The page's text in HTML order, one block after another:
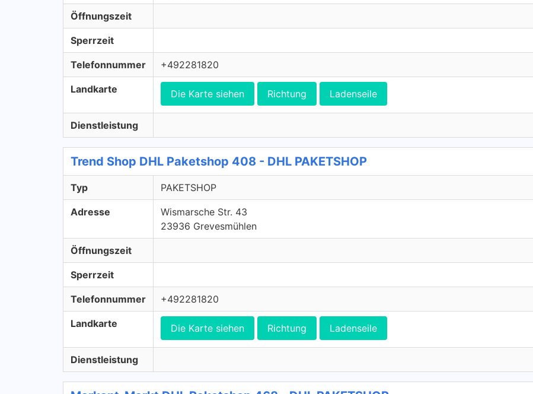
Öffnungszeit
Sperrzeit
Telefonnummer +492281820
Landkarte Die Karte siehen Richtung Ladenseile
Dienstleistung
Trend Shop DHL Paketshop 408 - DHL PAKETSHOP
Typ PAKETSHOP
Adresse
Wismarsche Str. 43
23936 Grevesmühlen
Öffnungszeit
Sperrzeit
Telefonnummer +492281820
Landkarte Die Karte siehen Richtung Ladenseile
Dienstleistung